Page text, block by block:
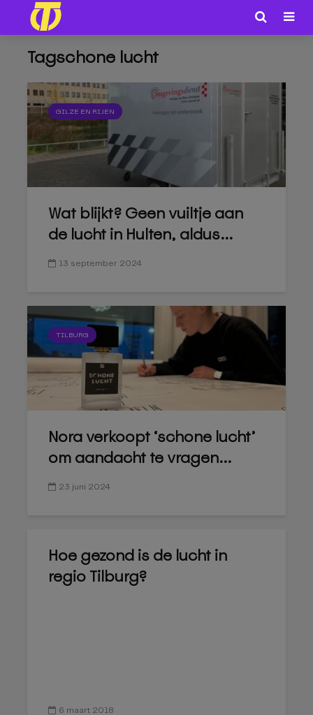
Tagschone lucht
GILZE EN RIJEN
Wat blijkt? Geen vuiltje aan
de lucht in Hulten, aldus...
13 september 2024
TILBURG
Nora verkoopt ‘schone lucht’
om aandacht te vragen...
23 juni 2024
Hoe gezond is de lucht in
regio Tilburg?
6 maart 2018